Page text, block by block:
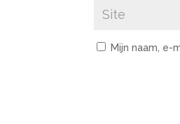
Mijn naam, e-